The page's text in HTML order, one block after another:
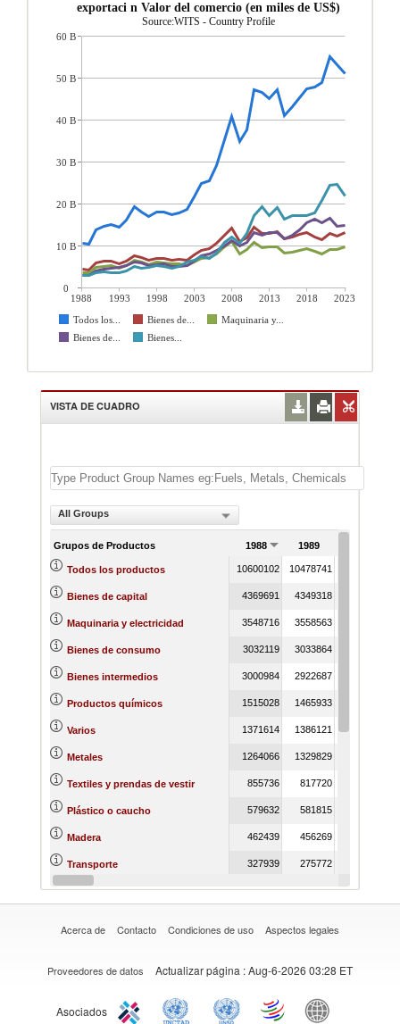
exportaci n Valor del comercio (en miles de US$)
Source:WITS - Country Profile
1988 1993 1998 2003 2008 2013 2018
2023
Todos los...
Bienes de...
Maquinaria y...
Bienes de...
Bienes...
60 B
50 B
40 B
30 B
20 B
10 B
0
VISTA DE CUADRO
All Groups
Grupos de Productos 1988 1989
Todos los productos 10600102 10478741
Bienes de capital 4369691 4349318
Maquinaria y electricidad 3548716 3558563
Bienes de consumo 3032119 3033864
Bienes intermedios 3000984 2922687
Productos químicos 1515028 1465933
Varios 1371614 1386121 1872859
Metales 1264066 1329829
Textiles y prendas de vestir 855736 817720
Plástico o caucho 579632 581815
Madera 462439 456269
Transporte 327939 275772
Piedras y vidrio 308085 269516 340927
Acerca de Contacto Condiciones de uso Aspectos legales
Proveedores de datos Actualizar página : Aug-6-2026 03:28 ET
Asociados